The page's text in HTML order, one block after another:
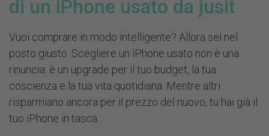
di un iPhone usato da jusit
Vuoi comprare in modo intelligente? Allora sei nel
posto giusto. Scegliere un iPhone usato non è una
rinuncia: è un upgrade per il tuo budget, la tua
coscienza e la tua vita quotidiana. Mentre altri
risparmiano ancora per il prezzo del nuovo, tu hai già il
tuo iPhone in tasca.